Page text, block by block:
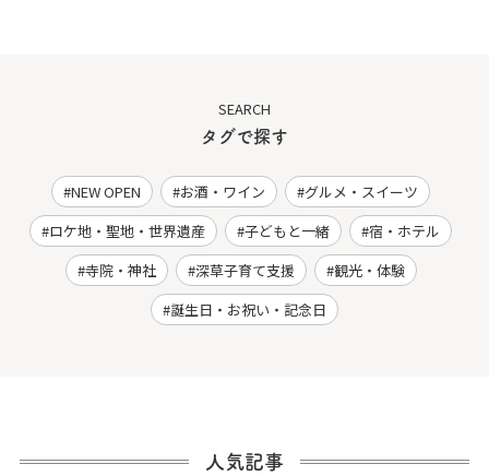
SEARCH
タグで探す
NEW OPEN お酒・ワイン
グルメ・スイーツ
ロケ地・聖地・世界遺産
子どもと一緒
宿・ホテル
寺院・神社
深草子育て支援
観光・体験
誕生日・お祝い・記念日
人気記事